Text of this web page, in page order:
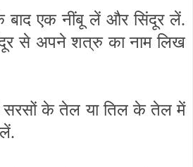
बाद एक नींबू लें और सिंदूर लें.
से अपने शत्रु का नाम लिख
सरसों के तेल या तिल के तेल में